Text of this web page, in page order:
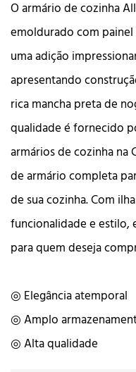
O armário de cozinha
emoldurado com
uma adição
apresentando
rica mancha preta de
qualidade é fornecido
armários de cozinha na
de armário completa
de sua cozinha. Com
funcionalidade e estilo,
para quem deseja
◎ Elegância atemporal
◎ Amplo
◎ Alta qualidade